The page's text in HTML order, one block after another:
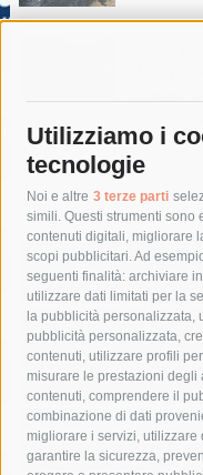
Utilizziamo i
tecnologie
Noi e altre 3 terze parti
simili. Questi strumenti sono
contenuti digitali, migliorare
scopi pubblicitari. Ad
seguenti finalità: archiviare
utilizzare dati limitati per la
la pubblicità personalizzata,
pubblicità personalizzata,
contenuti, utilizzare profili
misurare le prestazioni
contenuti, comprendere il
combinazione di dati
migliorare i servizi, utilizzare
garantire la sicurezza,
Ipotesi
Tag
acqua allerta meteo
area marina protetta di
Asl Napoli 3 sud
castellammare di stabia
comune di sorrento
costiera amalfitana
fondazione sorrento